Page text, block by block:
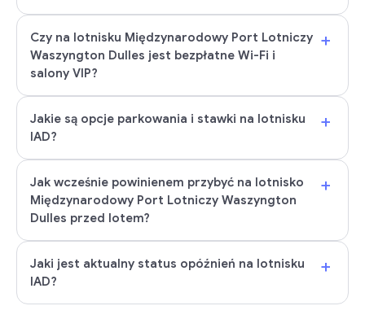
Czy na lotnisku Międzynarodowy Port Lotniczy
Waszyngton Dulles jest bezpłatne Wi-Fi i
salony VIP?
+
Jakie są opcje parkowania i stawki na lotnisku
IAD?
+
Jak wcześnie powinienem przybyć na lotnisko
Międzynarodowy Port Lotniczy Waszyngton
Dulles przed lotem?
+
Jaki jest aktualny status opóźnień na lotnisku
IAD?
+